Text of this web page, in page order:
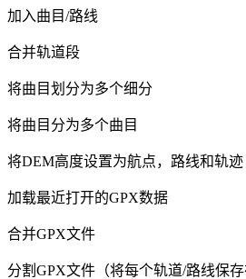
加入曲目/路线
合并轨道段
将曲目划分为多个细分
将曲目分为多个曲目
将DEM高度设置为航点，路线和轨迹
加载最近打开的GPX数据
合并GPX文件
分割GPX文件（将每个轨道/路线保存